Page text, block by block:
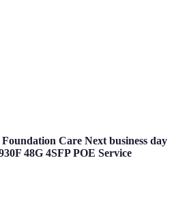
Care Next business day
48G 4SFP POE Service